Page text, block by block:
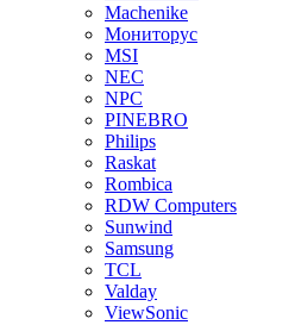
Machenike
Мониторус
MSI
NEC
NPC
PINEBRO
Philips
Raskat
Rombica
RDW Computers
Sunwind
Samsung
TCL
Valday
ViewSonic